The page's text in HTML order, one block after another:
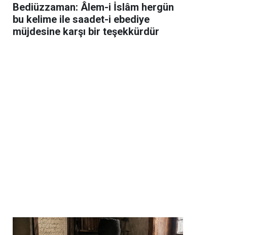
Bediüzzaman: Âlem-i İslâm hergün
bu kelime ile saadet-i ebediye
müjdesine karşı bir teşekkürdür